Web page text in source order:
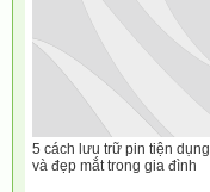
5 cách lưu trữ pin tiện dụng
và đẹp mắt trong gia đình